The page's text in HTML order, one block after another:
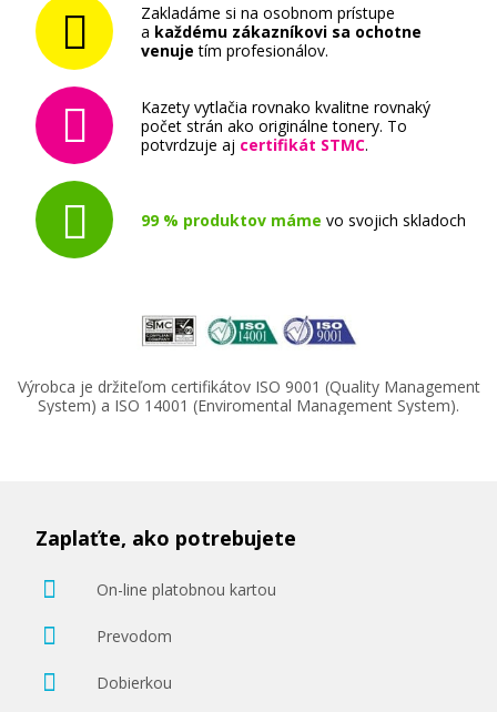
Zakladáme si na osobnom prístupe
a každému zákazníkovi sa ochotne
venuje tím profesionálov.
Kazety vytlačia rovnako kvalitne rovnaký
počet strán ako originálne tonery. To
potvrdzuje aj certifikát STMC.
99 % produktov máme vo svojich skladoch
Výrobca je držiteľom certifikátov ISO 9001 (Quality Management
System) a ISO 14001 (Enviromental Management System).
Zaplaťte, ako potrebujete
On-line platobnou kartou
Prevodom
Dobierkou